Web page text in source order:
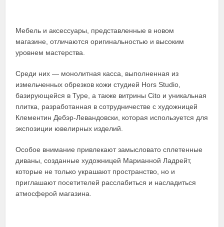
Мебель и аксессуары, представленные в новом
магазине, отличаются оригинальностью и высоким
уровнем мастерства.
Среди них — монолитная касса, выполненная из
измельченных обрезков кожи студией Hors Studio,
базирующейся в Туре, а также витрины Cito и уникальная
плитка, разработанная в сотрудничестве с художницей
Клементин Дебэр-Левандовски, которая используется для
экспозиции ювелирных изделий.
Особое внимание привлекают замысловато сплетенные
диваны, созданные художницей Марианной Ладрейт,
которые не только украшают пространство, но и
приглашают посетителей расслабиться и насладиться
атмосферой магазина.